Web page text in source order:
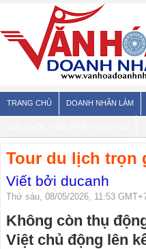
TRANG CHỦ DOANH NHÂN LÀM
Tour du lịch trọn
Viết bởi ducanh
Thứ sáu, 08/05/2026, 11:53
Không còn thụ
Việt chủ động lên